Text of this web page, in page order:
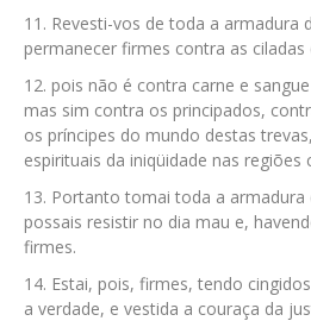
Revesti-vos de toda a armadura
permanecer firmes contra as ciladas
pois não é contra carne e
mas sim contra os principados,
os príncipes do mundo destas
espirituais da iniqüidade nas regiões
Portanto tomai toda a armadura
possais resistir no dia mau e,
firmes.
Estai, pois, firmes, tendo
a verdade, e vestida a couraça da